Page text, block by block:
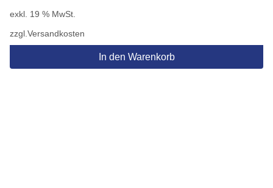
exkl. 19 % MwSt.
zzgl.Versandkosten
In den Warenkorb